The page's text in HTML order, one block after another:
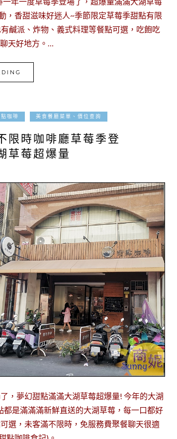
，香甜滋味好迷人~季節限定草莓季甜點有限
鹹派、炸物、義式料理等餐點可選，吃飽吃
天好地方。…
咖啡 美食餐廳菜單、價位查詢
限時咖啡廳草莓季登
草莓超爆量
，夢幻甜點滿滿大湖草莓超爆量! 今年的大湖
是滿滿滿新鮮直送的大湖草莓，每一口都好
選，未客滿不限時，免服務費聚餐聊天很適